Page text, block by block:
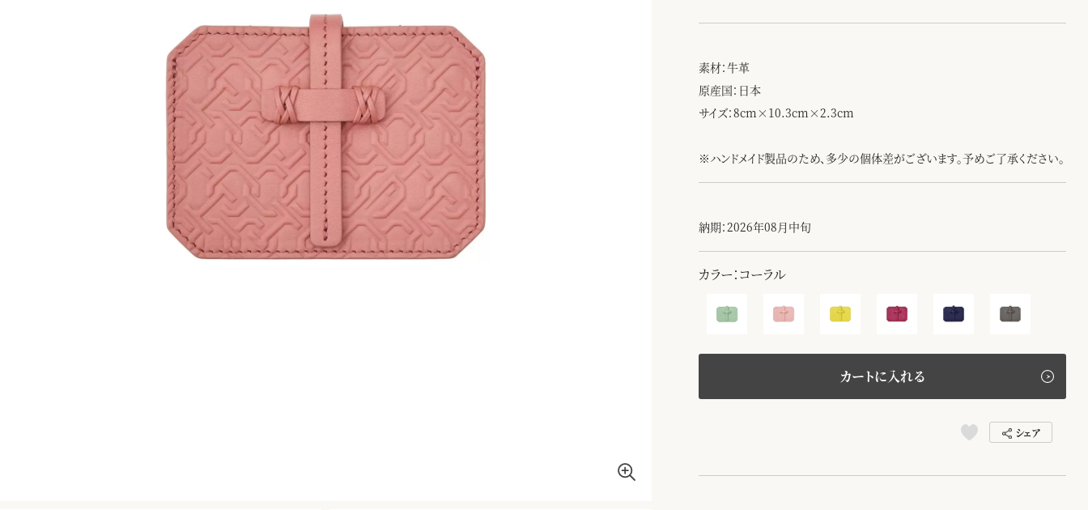
素材：牛革
原産国：日本
サイズ：8cm×10.3cm×2.3cm
※ハンドメイド製品のため、多少の個体差がございます。予めご了承ください。
納期：2026年08月中旬
カラー：コーラル
カートに入れる
シェア